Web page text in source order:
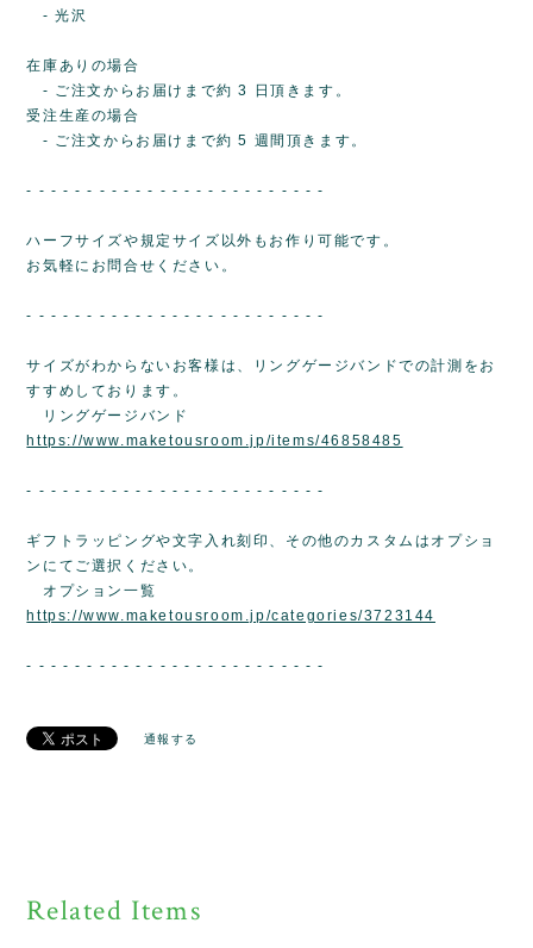
- 光沢
在庫ありの場合
- ご注文からお届けまで約 3 日頂きます。
受注生産の場合
- ご注文からお届けまで約 5 週間頂きます。
- - - - - - - - - - - - - - - - - - - - - - - - -
ハーフサイズや規定サイズ以外もお作り可能です。
お気軽にお問合せください。
- - - - - - - - - - - - - - - - - - - - - - - - -
サイズがわからないお客様は、リングゲージバンドでの計測をお
すすめしております。
リングゲージバンド
https://www.maketousroom.jp/items/46858485
- - - - - - - - - - - - - - - - - - - - - - - - -
ギフトラッピングや文字入れ刻印、その他のカスタムはオプショ
ンにてご選択ください。
オプション一覧
https://www.maketousroom.jp/categories/3723144
- - - - - - - - - - - - - - - - - - - - - - - - -
通報する
Related Items